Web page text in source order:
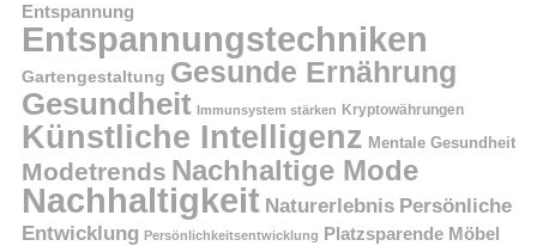
Entspannung
Entspannungstechniken
Gartengestaltung Gesunde Ernährung
Gesundheit Immunsystem stärken Kryptowährungen
Künstliche Intelligenz Mentale Gesundheit
Modetrends Nachhaltige Mode
Nachhaltigkeit Naturerlebnis Persönliche
Entwicklung Persönlichkeitsentwicklung Platzsparende Möbel